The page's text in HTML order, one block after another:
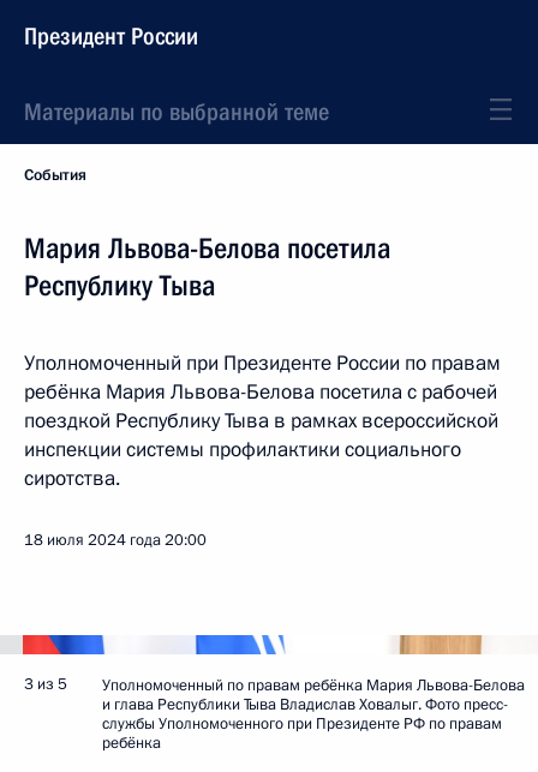
Президент России
Материалы по выбранной теме
События
Мария Львова-Белова посетила
Республику Тыва
Уполномоченный при Президенте России по правам
ребёнка Мария Львова-Белова посетила с рабочей
поездкой Республику Тыва в рамках всероссийской
инспекции системы профилактики социального
сиротства.
18 июля 2024 года20:00
3 из 5
Уполномоченный по правам ребёнка Мария Львова-Белова
и глава Республики Тыва Владислав Ховалыг. Фото пресс-
службы Уполномоченного при Президенте РФ по правам
ребёнка